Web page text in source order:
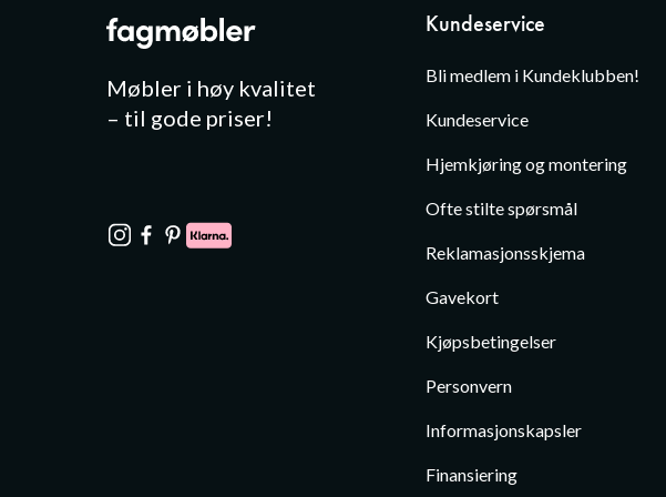
Møbler i høy kvalitet
– til gode priser!
Kundeservice
Bli medlem i Kundeklubben!
Kundeservice
Hjemkjøring og montering
Ofte stilte spørsmål
Reklamasjonsskjema
Gavekort
Kjøpsbetingelser
Personvern
Informasjonskapsler
Finansiering